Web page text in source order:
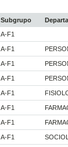
Subgrupo
A-F1
A-F1
A-F1
A-F1
A-F1
A-F1
A-F1
A-F1